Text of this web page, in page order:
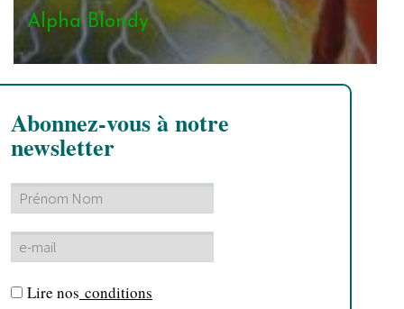
Alpha Blondy
Abonnez-vous à notre
newsletter
Lire nos conditions